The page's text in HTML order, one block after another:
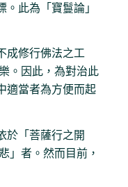
此為「寶鬘論」
成修行佛法之工
。因此，為對治此
適當者為方便而起
於「菩薩行之開
」者。然而目前，